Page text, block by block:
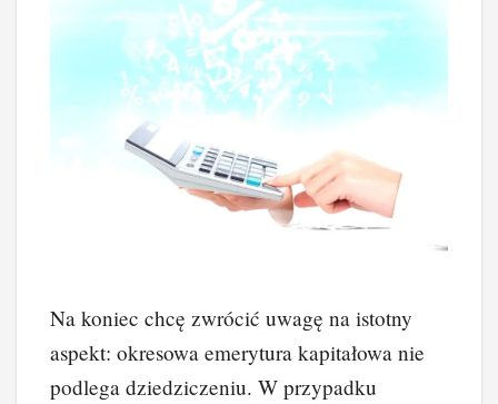
Na koniec chcę zwrócić uwagę na istotny
aspekt: okresowa emerytura kapitałowa nie
podlega dziedziczeniu. W przypadku